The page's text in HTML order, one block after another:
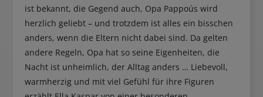
ist bekannt, die Gegend auch, Opa Pappoús wird
herzlich geliebt – und trotzdem ist alles ein bisschen
anders, wenn die Eltern nicht dabei sind. Da gelten
andere Regeln, Opa hat so seine Eigenheiten, die
Nacht ist unheimlich, der Alltag anders … Liebevoll,
warmherzig und mit viel Gefühl für ihre Figuren